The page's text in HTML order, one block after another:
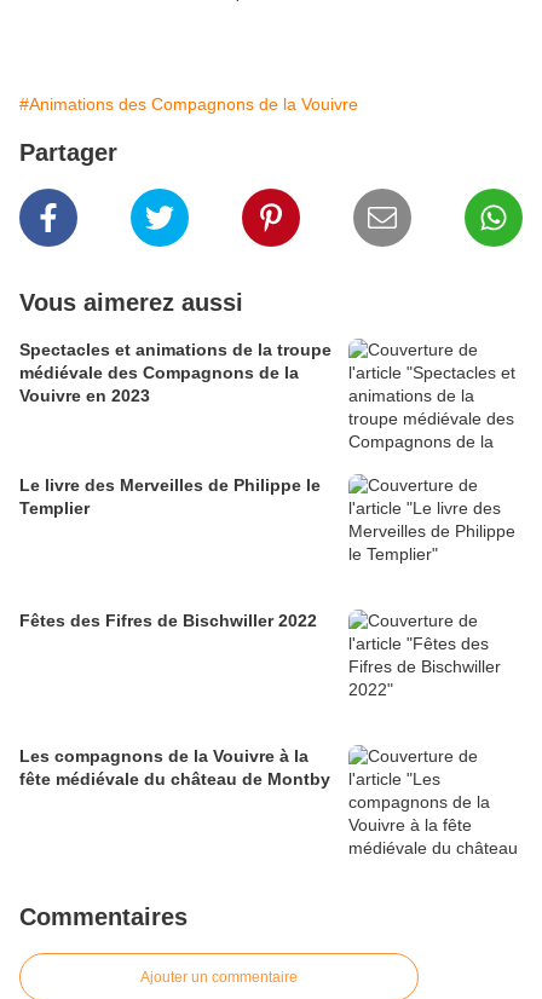
#Animations des Compagnons de la Vouivre
Partager
Vous aimerez aussi
Spectacles et animations de la troupe
médiévale des Compagnons de la
Vouivre en 2023
Le livre des Merveilles de Philippe le
Templier
Fêtes des Fifres de Bischwiller 2022
Les compagnons de la Vouivre à la
fête médiévale du château de Montby
Commentaires
Ajouter un commentaire